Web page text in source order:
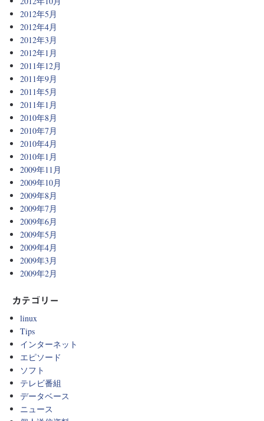
2012年5月
2012年4月
2012年3月
2012年1月
2011年12月
2011年9月
2011年5月
2011年1月
2010年8月
2010年7月
2010年4月
2010年1月
2009年11月
2009年10月
2009年8月
2009年7月
2009年6月
2009年5月
2009年4月
2009年3月
2009年2月
カテゴリー
linux
Tips
インターネット
エピソード
ソフト
テレビ番組
データベース
ニュース